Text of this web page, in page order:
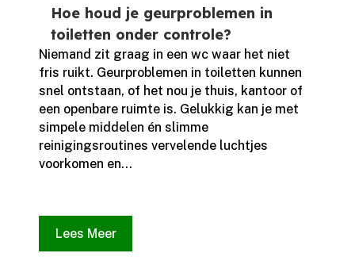
Hoe houd je geurproblemen in
toiletten onder controle?
Niemand zit graag in een wc waar het niet
fris ruikt.​ Geurproblemen in toiletten kunnen
snel ontstaan, of het nou je thuis, kantoor of
een openbare ruimte is.​ Gelukkig kan je met
simpele middelen én slimme
reinigingsroutines vervelende luchtjes
voorkomen en...
Lees Meer